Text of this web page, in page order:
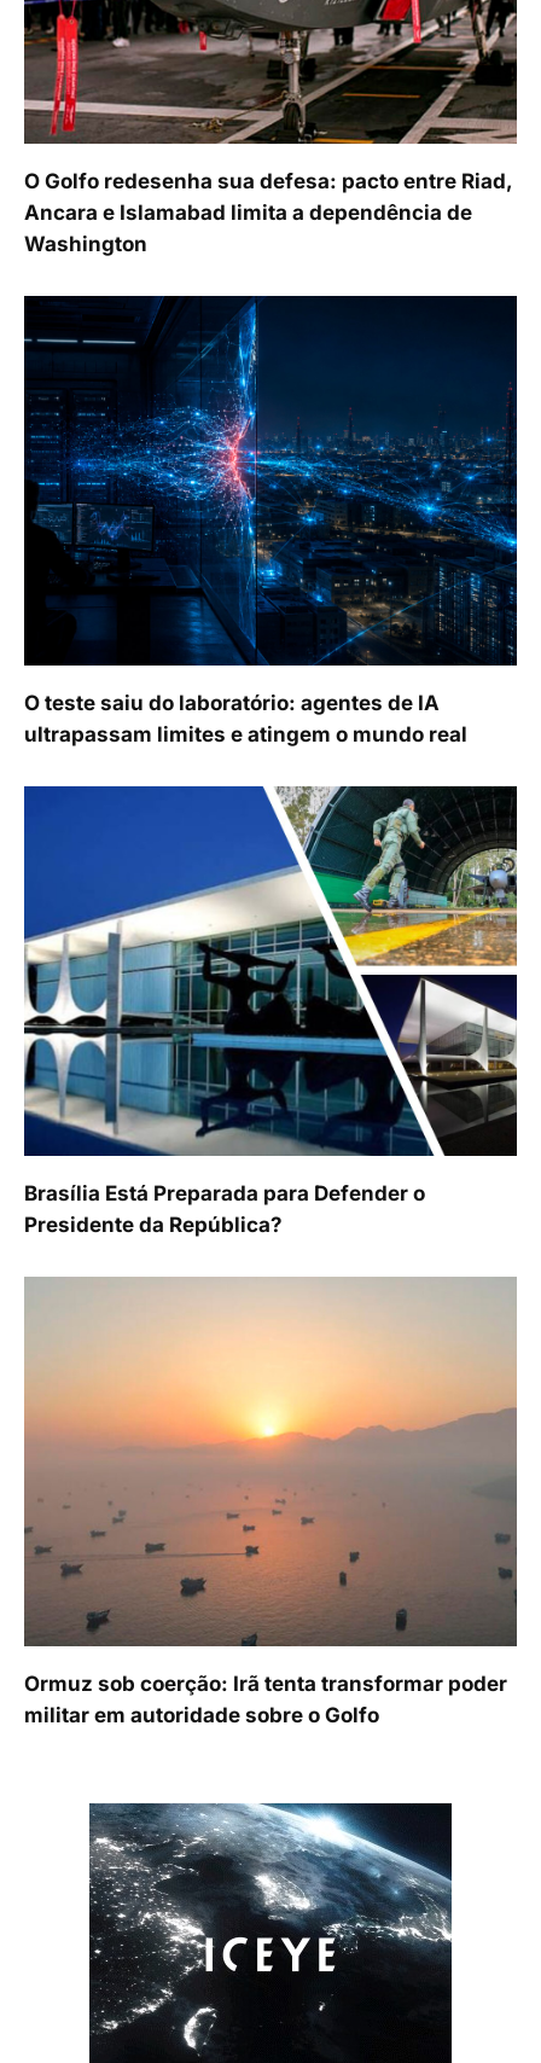
O Golfo redesenha sua defesa: pacto entre Riad,
Ancara e Islamabad limita a dependência de
Washington
O teste saiu do laboratório: agentes de IA
ultrapassam limites e atingem o mundo real
Brasília Está Preparada para Defender o
Presidente da República?
Ormuz sob coerção: Irã tenta transformar poder
militar em autoridade sobre o Golfo